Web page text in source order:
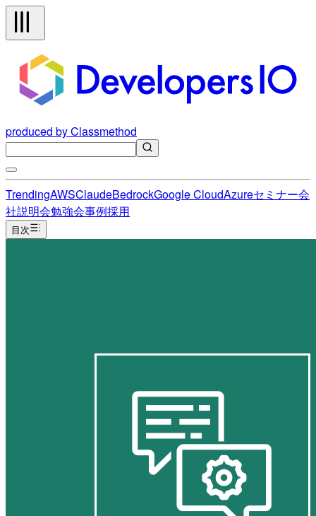
produced by Classmethod
TrendingAWSClaudeBedrockGoogle CloudAzureセミナー会
社説明会勉強会事例採用
目次